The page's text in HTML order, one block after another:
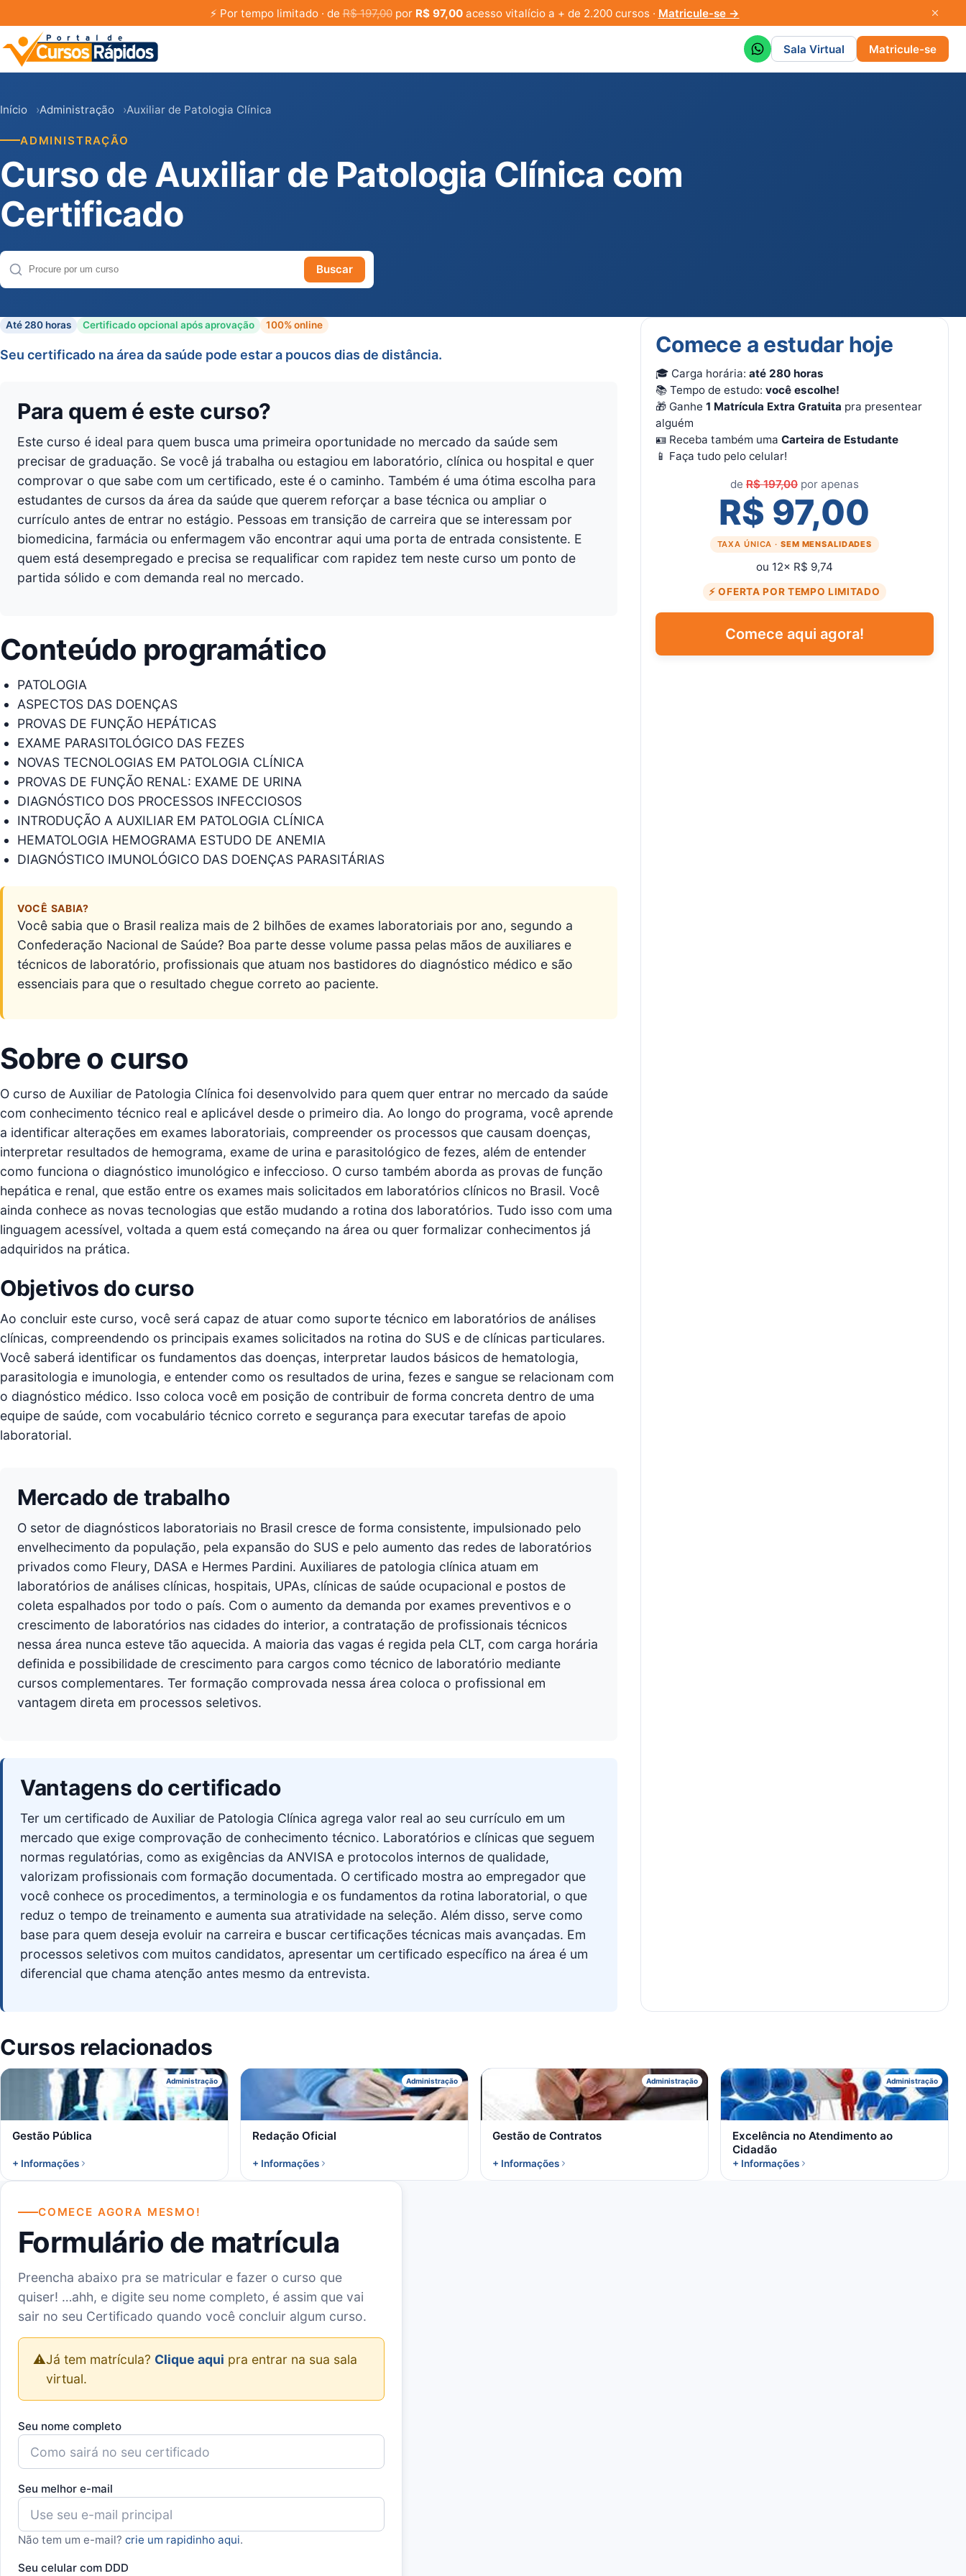
⚡ Por tempo limitado · deR$ 197,00por R$ 97,00acesso vitalício a + de 2.200 cursos · Matricule-se →
Sala Virtual Matricule-se
Início Administração Auxiliar de Patologia Clínica
ADMINISTRAÇÃO
Curso de Auxiliar de Patologia Clínica com
Certificado
Buscar cursos
Buscar
Até 280 horas Certificado opcional após aprovação 100% online
Seu certificado na área da saúde pode estar a poucos dias de distância.
Para quem é este curso?
Este curso é ideal para quem busca uma primeira oportunidade no mercado da saúde sem
precisar de graduação. Se você já trabalha ou estagiou em laboratório, clínica ou hospital e quer
comprovar o que sabe com um certificado, este é o caminho. Também é uma ótima escolha para
estudantes de cursos da área da saúde que querem reforçar a base técnica ou ampliar o
currículo antes de entrar no estágio. Pessoas em transição de carreira que se interessam por
biomedicina, farmácia ou enfermagem vão encontrar aqui uma porta de entrada consistente. E
quem está desempregado e precisa se requalificar com rapidez tem neste curso um ponto de
partida sólido e com demanda real no mercado.
Conteúdo programático
PATOLOGIA
ASPECTOS DAS DOENÇAS
PROVAS DE FUNÇÃO HEPÁTICAS
EXAME PARASITOLÓGICO DAS FEZES
NOVAS TECNOLOGIAS EM PATOLOGIA CLÍNICA
PROVAS DE FUNÇÃO RENAL: EXAME DE URINA
DIAGNÓSTICO DOS PROCESSOS INFECCIOSOS
INTRODUÇÃO A AUXILIAR EM PATOLOGIA CLÍNICA
HEMATOLOGIA HEMOGRAMA ESTUDO DE ANEMIA
DIAGNÓSTICO IMUNOLÓGICO DAS DOENÇAS PARASITÁRIAS
VOCÊ SABIA?
Você sabia que o Brasil realiza mais de 2 bilhões de exames laboratoriais por ano, segundo a
Confederação Nacional de Saúde? Boa parte desse volume passa pelas mãos de auxiliares e
técnicos de laboratório, profissionais que atuam nos bastidores do diagnóstico médico e são
essenciais para que o resultado chegue correto ao paciente.
Sobre o curso
O curso de Auxiliar de Patologia Clínica foi desenvolvido para quem quer entrar no mercado da saúde
com conhecimento técnico real e aplicável desde o primeiro dia. Ao longo do programa, você aprende
a identificar alterações em exames laboratoriais, compreender os processos que causam doenças,
interpretar resultados de hemograma, exame de urina e parasitológico de fezes, além de entender
como funciona o diagnóstico imunológico e infeccioso. O curso também aborda as provas de função
hepática e renal, que estão entre os exames mais solicitados em laboratórios clínicos no Brasil. Você
ainda conhece as novas tecnologias que estão mudando a rotina dos laboratórios. Tudo isso com uma
linguagem acessível, voltada a quem está começando na área ou quer formalizar conhecimentos já
adquiridos na prática.
Objetivos do curso
Ao concluir este curso, você será capaz de atuar como suporte técnico em laboratórios de análises
clínicas, compreendendo os principais exames solicitados na rotina do SUS e de clínicas particulares.
Você saberá identificar os fundamentos das doenças, interpretar laudos básicos de hematologia,
parasitologia e imunologia, e entender como os resultados de urina, fezes e sangue se relacionam com
o diagnóstico médico. Isso coloca você em posição de contribuir de forma concreta dentro de uma
equipe de saúde, com vocabulário técnico correto e segurança para executar tarefas de apoio
laboratorial.
Mercado de trabalho
O setor de diagnósticos laboratoriais no Brasil cresce de forma consistente, impulsionado pelo
envelhecimento da população, pela expansão do SUS e pelo aumento das redes de laboratórios
privados como Fleury, DASA e Hermes Pardini. Auxiliares de patologia clínica atuam em
laboratórios de análises clínicas, hospitais, UPAs, clínicas de saúde ocupacional e postos de
coleta espalhados por todo o país. Com o aumento da demanda por exames preventivos e o
crescimento de laboratórios nas cidades do interior, a contratação de profissionais técnicos
nessa área nunca esteve tão aquecida. A maioria das vagas é regida pela CLT, com carga horária
definida e possibilidade de crescimento para cargos como técnico de laboratório mediante
cursos complementares. Ter formação comprovada nessa área coloca o profissional em
vantagem direta em processos seletivos.
Vantagens do certificado
Ter um certificado de Auxiliar de Patologia Clínica agrega valor real ao seu currículo em um
mercado que exige comprovação de conhecimento técnico. Laboratórios e clínicas que seguem
normas regulatórias, como as exigências da ANVISA e protocolos internos de qualidade,
valorizam profissionais com formação documentada. O certificado mostra ao empregador que
você conhece os procedimentos, a terminologia e os fundamentos da rotina laboratorial, o que
reduz o tempo de treinamento e aumenta sua atratividade na seleção. Além disso, serve como
base para quem deseja evoluir na carreira e buscar certificações técnicas mais avançadas. Em
processos seletivos com muitos candidatos, apresentar um certificado específico na área é um
diferencial que chama atenção antes mesmo da entrevista.
Comece a estudar hoje
🎓 Carga horária: até 280 horas
📚 Tempo de estudo: você escolhe!
🎁 Ganhe 1 Matrícula Extra Gratuita pra presentear
alguém
🪪 Receba também uma Carteira de Estudante
📱 Faça tudo pelo celular!
deR$ 197,00por apenas
R$ 97,00
TAXA ÚNICA · SEM MENSALIDADES
ou 12× R$ 9,74
⚡ OFERTA POR TEMPO LIMITADO
Comece aqui agora!
Cursos relacionados
Administração
G
Gestão Pública
+ Informações
Administração
R
Redação Oficial
+ Informações
Administração
G
Gestão de Contratos
+ Informações
Administração
E
Excelência no Atendimento ao
Cidadão
+ Informações
COMECE AGORA MESMO!
Formulário de matrícula
Preencha abaixo pra se matricular e fazer o curso que
quiser! …ahh, e digite seu nome completo, é assim que vai
sair no seu Certificado quando você concluir algum curso.
⚠️Já tem matrícula? Clique aqui pra entrar na sua sala
virtual.
Seu nome completo
Seu melhor e-mail
Não tem um e-mail? crie um rapidinho aqui.
Seu celular com DDD